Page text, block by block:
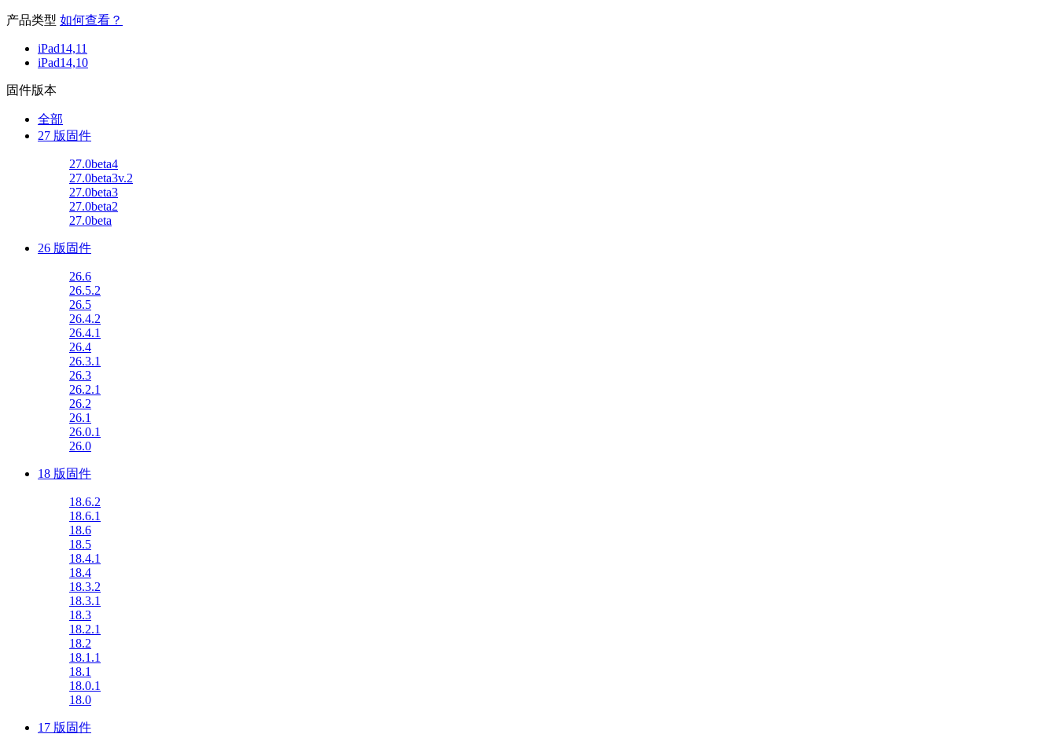
产品类型 如何查看？
iPad14,11
iPad14,10
固件版本
全部
27 版固件
27.0beta4
27.0beta3v.2
27.0beta3
27.0beta2
27.0beta
26 版固件
26.6
26.5.2
26.5
26.4.2
26.4.1
26.4
26.3.1
26.3
26.2.1
26.2
26.1
26.0.1
26.0
18 版固件
18.6.2
18.6.1
18.6
18.5
18.4.1
18.4
18.3.2
18.3.1
18.3
18.2.1
18.2
18.1.1
18.1
18.0.1
18.0
17 版固件